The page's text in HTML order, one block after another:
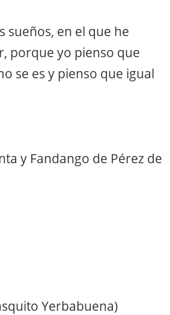
sueños, en el que he
porque yo pienso que
se es y pienso que igual
y Fandango de Pérez de
Yerbabuena)